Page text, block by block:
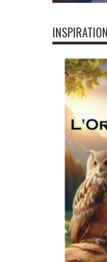
INSPIRATION